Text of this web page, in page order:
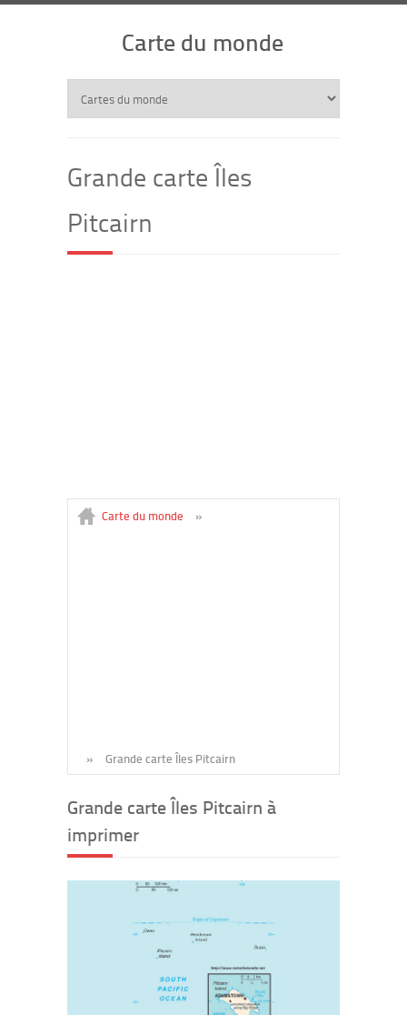
Carte du monde
Grande carte Îles
Pitcairn
Carte du monde »
» Grande carte Îles Pitcairn
Grande carte Îles Pitcairn à
imprimer